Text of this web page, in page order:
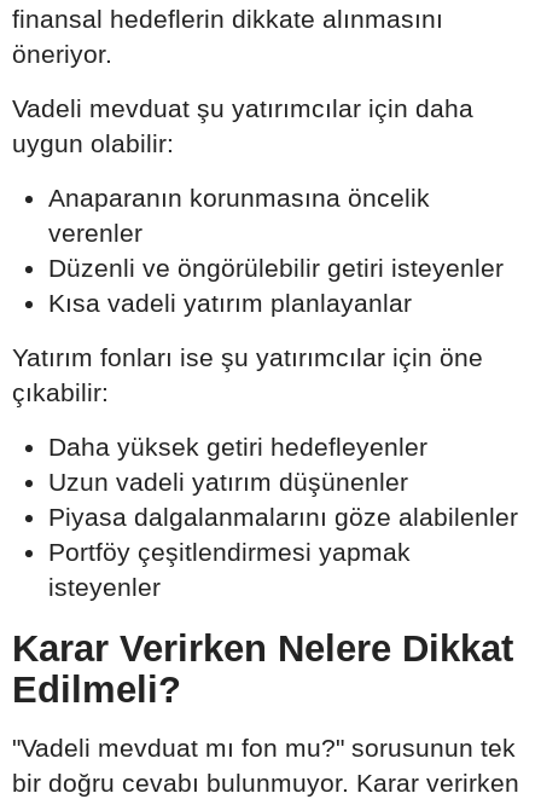
finansal hedeflerin dikkate alınmasını
öneriyor.
Vadeli mevduat şu yatırımcılar için daha
uygun olabilir:
Anaparanın korunmasına öncelik
verenler
Düzenli ve öngörülebilir getiri isteyenler
Kısa vadeli yatırım planlayanlar
Yatırım fonları ise şu yatırımcılar için öne
çıkabilir:
Daha yüksek getiri hedefleyenler
Uzun vadeli yatırım düşünenler
Piyasa dalgalanmalarını göze alabilenler
Portföy çeşitlendirmesi yapmak
isteyenler
Karar Verirken Nelere Dikkat
Edilmeli?
"Vadeli mevduat mı fon mu?" sorusunun tek
bir doğru cevabı bulunmuyor. Karar verirken